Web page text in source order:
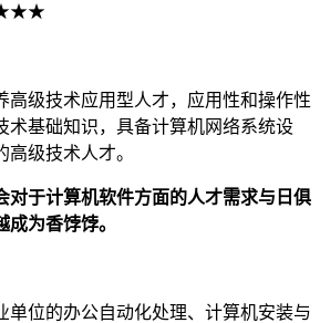
高级技术应用型人才，应用性和操作性
术基础知识，具备计算机网络系统设
级技术人才。
对于计算机软件方面的人才需求与日俱
为香饽饽。
位的办公自动化处理、计算机安装与